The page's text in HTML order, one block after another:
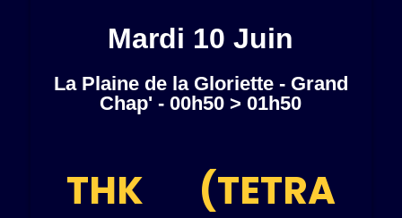
Mardi 10 Juin
La Plaine de la Gloriette - Grand
Chap' - 00h50 > 01h50
THK (TETRA